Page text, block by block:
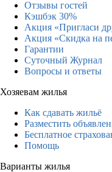
Отзывы гостей
Кэшбэк 30%
Акция «Пригласи
Акция «Скидка на
Гарантии
Суточный Журнал
Вопросы и ответы
Хозяевам жилья
Как сдавать жильё
Разместить
Бесплатное
Помощь
Варианты жилья